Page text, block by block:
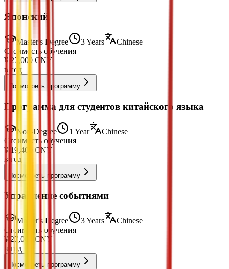
Японский
Master's Degree 3 Years
Chinese
Стоимость обучения
¥ 27,000 CNY
в год
Посмотреть программу
Программа для студентов китайского языка
Non-Degree 1 Year
Chinese
Стоимость обучения
¥ 19,400
CNY
в год
Посмотреть программу
Управление событиями
Master's Degree 3 Years
Chinese
Стоимость обучения
¥ 27,000
CNY
в год
Посмотреть программу